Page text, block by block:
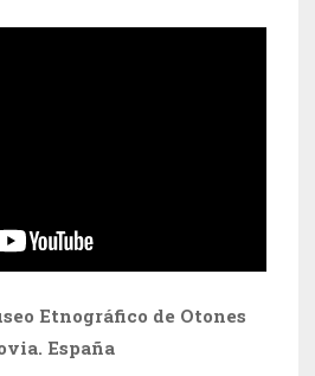
Etnográfico de Otones
España